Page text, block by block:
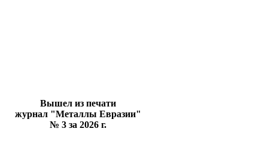
Вышел из печати
журнал "Металлы Евразии"
№ 3 за 2026 г.